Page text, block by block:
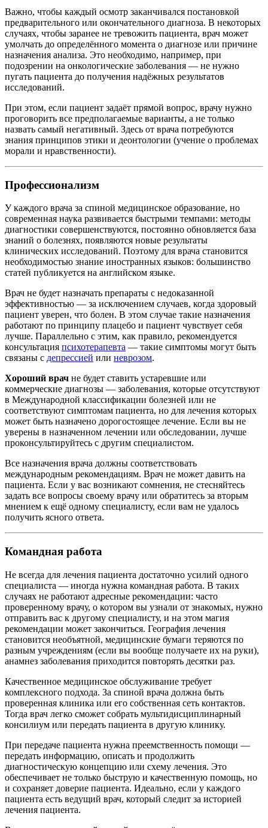
Важно, чтобы каждый осмотр заканчивался постановкой
предварительного или окончательного диагноза. В некоторых
случаях, чтобы заранее не тревожить пациента, врач может
умолчать до определённого момента о диагнозе или причине
назначения анализа. Это необходимо, например, при
подозрении на онкологические заболевания — не нужно
пугать пациента до получения надёжных результатов
исследований.
При этом, если пациент задаёт прямой вопрос, врачу нужно
проговорить все предполагаемые варианты, а не только
назвать самый негативный. Здесь от врача потребуются
знания принципов этики и деонтологии (учение о проблемах
морали и нравственности).
Профессионализм
У каждого врача за спиной медицинское образование, но
современная наука развивается быстрыми темпами: методы
диагностики совершенствуются, постоянно обновляется база
знаний о болезнях, появляются новые результаты
клинических исследований. Поэтому для врача становится
необходимостью знание иностранных языков: большинство
статей публикуется на английском языке.
Врач не будет назначать препараты с недоказанной
эффективностью — за исключением случаев, когда здоровый
пациент уверен, что болен. В этом случае такие назначения
работают по принципу плацебо и пациент чувствует себя
лучше. Параллельно с этим, как правило, рекомендуется
консультация психотерапевта — такие симптомы могут быть
связаны с депрессией или неврозом.
Хороший врач не будет ставить устаревшие или
коммерческие диагнозы — заболевания, которые отсутствуют
в Международной классификации болезней или не
соответствуют симптомам пациента, но для лечения которых
может быть назначено дорогостоящее лечение. Если вы не
уверены в назначенном лечении или обследовании, лучше
проконсультируйтесь с другим специалистом.
Все назначения врача должны соответствовать
международным рекомендациям. Врач не может давить на
пациента. Если у вас возникают сомнения, не стесняйтесь
задать все вопросы своему врачу или обратитесь за вторым
мнением к ещё одному специалисту, если вам не удалось
получить ясного ответа.
Командная работа
Не всегда для лечения пациента достаточно усилий одного
специалиста — иногда нужна командная работа. В таких
случаях не работают адресные рекомендации: часто
проверенному врачу, о котором вы узнали от знакомых, нужно
отправить вас к другому специалисту, и на этом магия
рекомендации может закончиться. География лечения
становится необъятной, медицинские бумаги теряются по
разным учреждениям (если вы вообще получаете их на руки),
анамнез заболевания приходится повторять десятки раз.
Качественное медицинское обслуживание требует
комплексного подхода. За спиной врача должна быть
проверенная клиника или его собственная сеть контактов.
Тогда врач легко сможет собрать мультидисциплинарный
консилиум или передать пациента в другую клинику.
При передаче пациента нужна преемственность помощи —
передать информацию, описать и продолжить
диагностическую концепцию или схему лечения. Это
обеспечивает не только быструю и качественную помощь, но
и сохраняет доверие пациента. Идеально, если у каждого
пациента есть ведущий врач, который следит за историей
лечения пациента.